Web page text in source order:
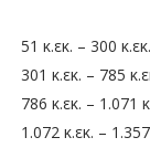
51 κ.εκ. – 300
301 κ.εκ. – 785
786 κ.εκ. – 1.071
1.072 κ.εκ. –